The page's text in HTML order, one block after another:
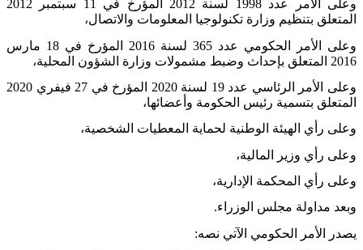
وعلى الأمر عدد 1998 لسنة 2012 المؤرخ في 11 سبتمبر 2012
المتعلق بتنظيم وزارة تكنولوجيا المعلومات والاتصال،
وعلى الأمر الحكومي عدد 365 لسنة 2016 المؤرخ في 18 مارس
2016 المتعلق بإحداث وضبط مشمولات وزارة الشؤون المحلية،
وعلى الأمر الرئاسي عدد 19 لسنة 2020 المؤرخ في 27 فيفري 2020
المتعلق بتسمية رئيس الحكومة وأعضائها،
وعلى رأي الهيئة الوطنية لحماية المعطيات الشخصية،
وعلى رأي وزير المالية،
وعلى رأي المحكمة الإدارية،
وبعد مداولة مجلس الوزراء.
يصدر الأمر الحكومي الآتي نصه: